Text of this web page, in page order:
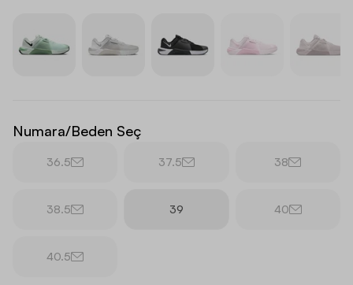
Numara/Beden Seç
36.5 37.5 38
38.5 39 40
40.5